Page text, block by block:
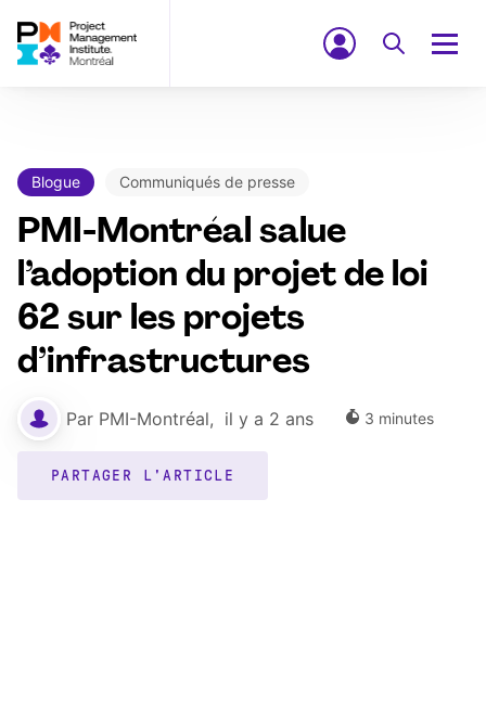
Blogue Communiqués de presse
PMI-Montréal salue
l’adoption du projet de loi
62 sur les projets
d’infrastructures
Par PMI-Montréal, il y a 2 ans 3 minutes
PARTAGER L'ARTICLE